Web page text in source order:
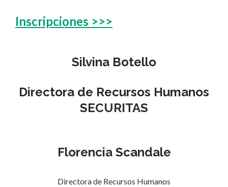
Inscripciones >>>
Silvina Botello
Directora de Recursos Humanos
SECURITAS
Florencia Scandale
Directora de Recursos Humanos